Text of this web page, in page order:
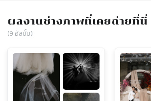
ผลงานช่างภาพที่เคยถ่ายที่นี่
(9 อัลบั้ม)